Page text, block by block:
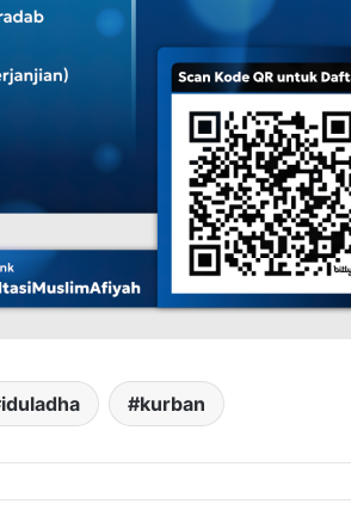
iduladha kurban